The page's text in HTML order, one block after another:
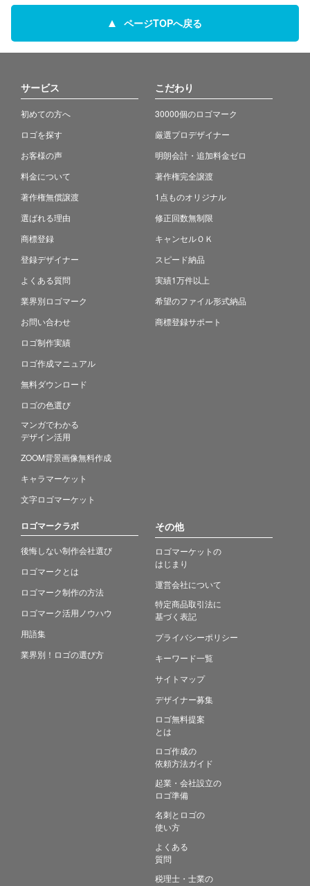
ページTOPへ戻る
サービス
初めての方へ
ロゴを探す
お客様の声
料金について
著作権無償譲渡
選ばれる理由
商標登録
登録デザイナー
よくある質問
業界別ロゴマーク
お問い合わせ
ロゴ制作実績
ロゴ作成マニュアル
無料ダウンロード
ロゴの色選び
マンガでわかる
デザイン活用
ZOOM背景画像無料作成
キャラマーケット
文字ロゴマーケット
こだわり
30000個のロゴマーク
厳選プロデザイナー
明朗会計・追加料金ゼロ
著作権完全譲渡
1点ものオリジナル
修正回数無制限
キャンセルＯＫ
スピード納品
実績1万件以上
希望のファイル形式納品
商標登録サポート
ロゴマークラボ
後悔しない制作会社選び
ロゴマークとは
ロゴマーク制作の方法
ロゴマーク活用ノウハウ
用語集
業界別！ロゴの選び方
その他
ロゴマーケットの
はじまり
運営会社について
特定商品取引法に
基づく表記
プライバシーポリシー
キーワード一覧
サイトマップ
デザイナー募集
ロゴ無料提案
とは
ロゴ作成の
依頼方法ガイド
起業・会社設立の
ロゴ準備
名刺とロゴの
使い方
よくある
質問
税理士・士業の